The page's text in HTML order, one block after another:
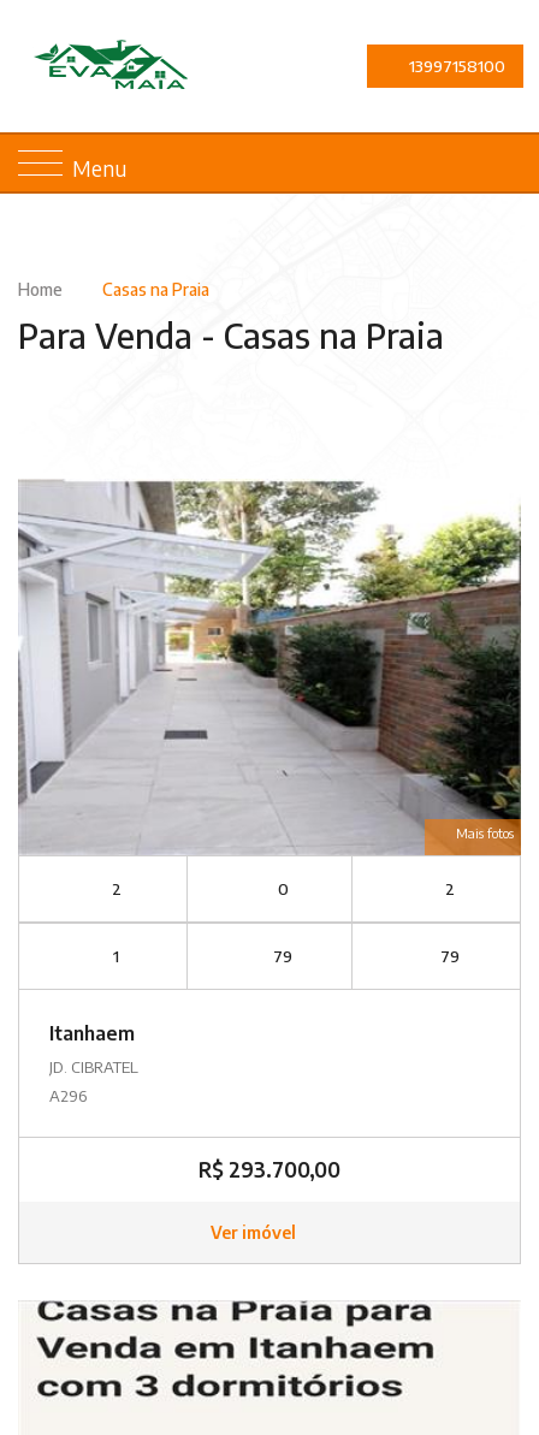
13997158100
Menu
Home Casas na Praia
Para Venda - Casas na Praia
Mais fotos
2 0 2
1 79 79
Itanhaem
JD. CIBRATEL
A296
R$ 293.700,00
Ver imóvel